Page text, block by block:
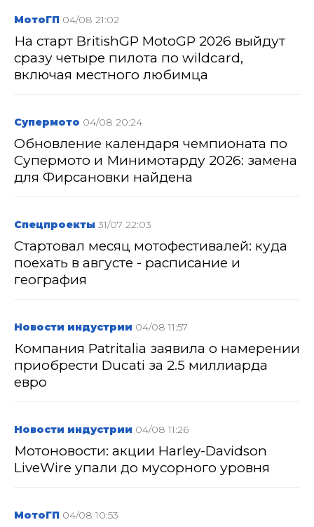
МотоГП 04/08 21:02
На старт BritishGP MotoGP 2026 выйдут
сразу четыре пилота по wildcard,
включая местного любимца
Супермото 04/08 20:24
Обновление календаря чемпионата по
Супермото и Минимотарду 2026: замена
для Фирсановки найдена
Спецпроекты 31/07 22:03
Стартовал месяц мотофестивалей: куда
поехать в августе - расписание и
география
Новости индустрии 04/08 11:57
Компания Patritalia заявила о намерении
приобрести Ducati за 2.5 миллиарда
евро
Новости индустрии 04/08 11:26
Мотоновости: акции Harley-Davidson
LiveWire упали до мусорного уровня
МотоГП 04/08 10:53